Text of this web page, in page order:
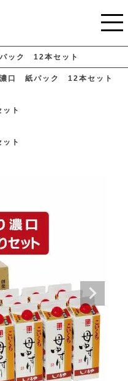
ド
について
て
ジ
ック 12本セット
濃口 紙パック 12本セット
ト
ト